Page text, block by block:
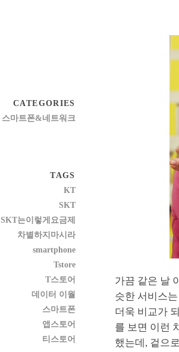
가끔 같은 날
슷한 서비스
더욱 비교가
를 보면 이런
했는데, 겉으
CATEGORIES
스마트폰&네트워크
TAGS
KT
SKT
SKT는이렇게요금제
차별하지마시라
smartphone
Tstore
T스토어
데이터 이월
스마트폰
앱스토어
티스토어